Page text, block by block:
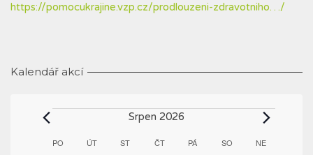
https://pomocukrajine.vzp.cz/prodlouzeni-zdravotniho…/
Kalendář akcí
Akce Srpen 2026
Kalendář
PO PONDĚLÍ
ÚTÚTERÝST STŘEDAČTČTVRTEK
PÁPÁTEK SO SOBOTA
NENEDĚLE